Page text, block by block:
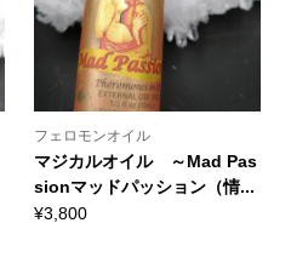
フェロモンオイル
マジカルオイル ～Mad Pas
sionマッドパッション（情...
¥3,800